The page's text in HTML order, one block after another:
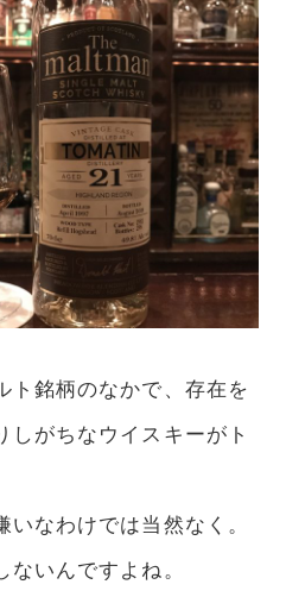
ト銘柄のなかで、存在を
しがちなウイスキーがト
なわけでは当然なく。
いんですよね。